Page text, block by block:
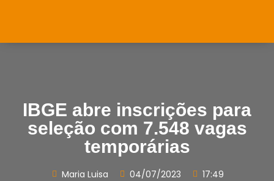
IBGE abre inscrições para
seleção com 7.548 vagas
temporárias
Maria Luisa 04/07/2023 17:49